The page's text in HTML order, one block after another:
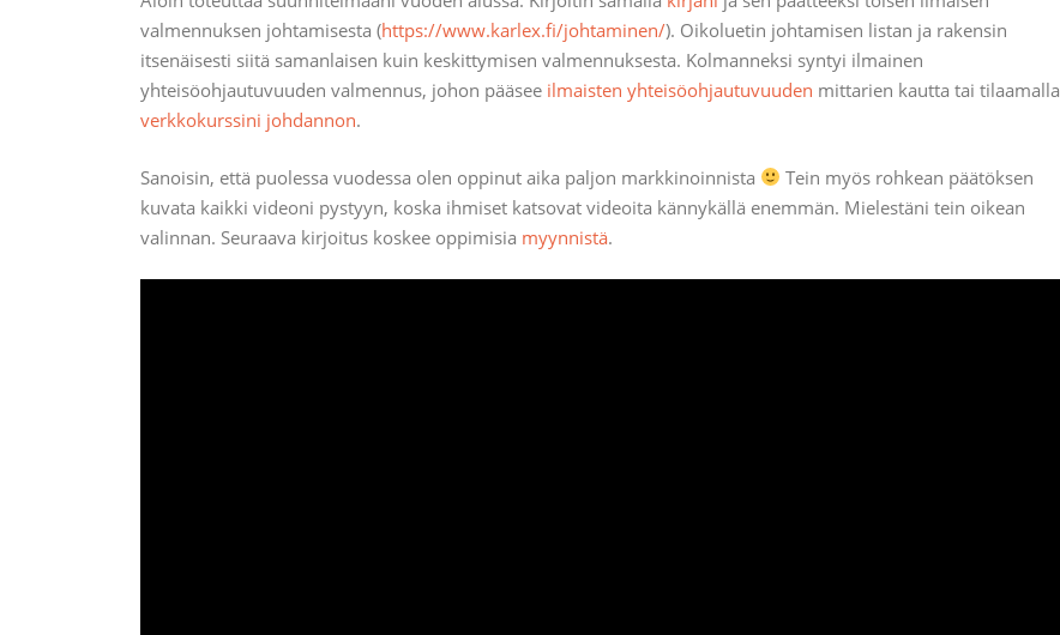
valmennuksen johtamisesta (https://www.karlex.fi/johtaminen/). Oikoluetin johtamisen listan ja rakensin
itsenäisesti siitä samanlaisen kuin keskittymisen valmennuksesta. Kolmanneksi syntyi ilmainen
yhteisöohjautuvuuden valmennus, johon pääsee ilmaisten yhteisöohjautuvuuden mittarien kautta tai tilaamalla
verkkokurssini johdannon.
Sanoisin, että puolessa vuodessa olen oppinut aika paljon markkinoinnista
Tein myös rohkean päätöksen
kuvata kaikki videoni pystyyn, koska ihmiset katsovat videoita kännykällä enemmän. Mielestäni tein oikean
valinnan. Seuraava kirjoitus koskee oppimisia myynnistä.